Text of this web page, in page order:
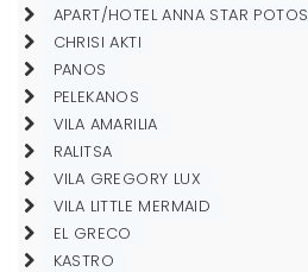
APART/HOTEL ANNA STAR POTOS
CHRISI AKTI
PANOS
PELEKANOS
VILA AMARILIA
RALITSA
VILA GREGORY LUX
VILA LITTLE MERMAID
EL GRECO
KASTRO